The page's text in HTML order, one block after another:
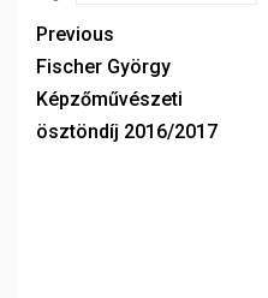
Previous
Fischer György
Képzőművészeti
ösztöndíj 2016/2017